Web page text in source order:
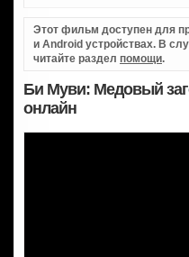
Этот фильм доступен для
и Android устройствах. В
читайте раздел помощи.
Би Муви: Медовый
онлайн